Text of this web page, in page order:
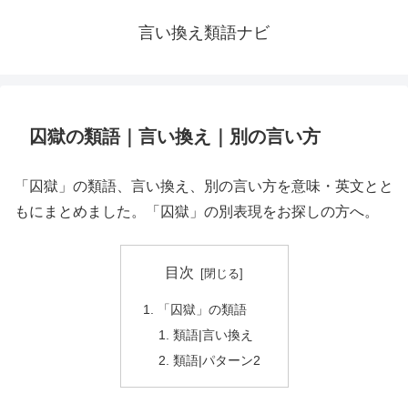
言い換え類語ナビ
囚獄の類語｜言い換え｜別の言い方
「囚獄」の類語、言い換え、別の言い方を意味・英文とと
もにまとめました。「囚獄」の別表現をお探しの方へ。
目次
「囚獄」の類語
類語|言い換え
類語|パターン2